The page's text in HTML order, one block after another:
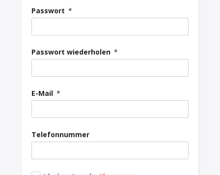
Passwort *
Passwort wiederholen *
E-Mail *
Telefonnummer